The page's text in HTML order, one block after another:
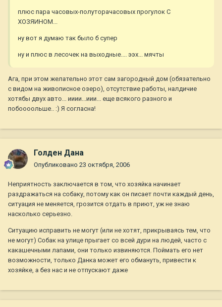
плюс пара часовых-полуторачасовых прогулок С
ХОЗЯИНОМ...
ну вот я думаю так было б супер
ну и плюс в лесочек на выходные.... ээх... мячты
Ага, при этом желательно этот сам загородный дом (обязательно
с видом на живописное озеро), отсутствие работы, налдичие
хотябы двух авто... ииии...иии... еще всякого разного и
побоооольше.. :) Я согласна!
Голден Дана
Опубликовано 23 октября, 2006
Неприятность заключается в том, что хозяйка начинает
раздражаться на собаку, потому как он писает почти каждый день,
ситуация не меняется, грозится отдать в приют, уж не знаю
насколько серьезно.
Ситуацию исправить не могут (или не хотят, прикрываясь тем, что
не могут) Собак на улице прыгает со всей дури на людей, часто с
какашечными лапами, они только извиняются. Поймать его нет
возможности, только Данка может его обмануть, привести к
хозяйке, а без нас и не отпускают даже